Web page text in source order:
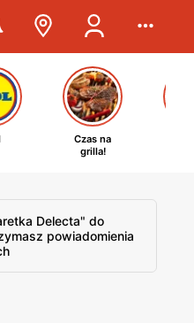
Czas na
grilla!
Delecta" do
powiadomienia